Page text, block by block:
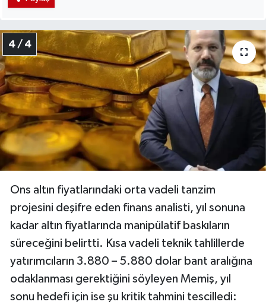
4 / 4
Ons altın fiyatlarındaki orta vadeli tanzim
projesini deşifre eden finans analisti, yıl sonuna
kadar altın fiyatlarında manipülatif baskıların
süreceğini belirtti. Kısa vadeli teknik tahlillerde
yatırımcıların 3.880 – 5.880 dolar bant aralığına
odaklanması gerektiğini söyleyen Memiş, yıl
sonu hedefi için ise şu kritik tahmini tescilledi: